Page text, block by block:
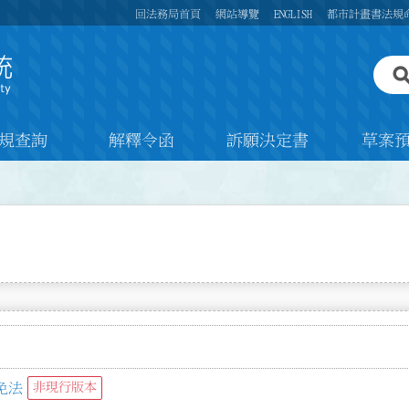
回法務局首頁 網站導覽 ENGLISH 都市計畫書法規
查詢 解釋令函 訴願決定書 草案
法 非現行版本